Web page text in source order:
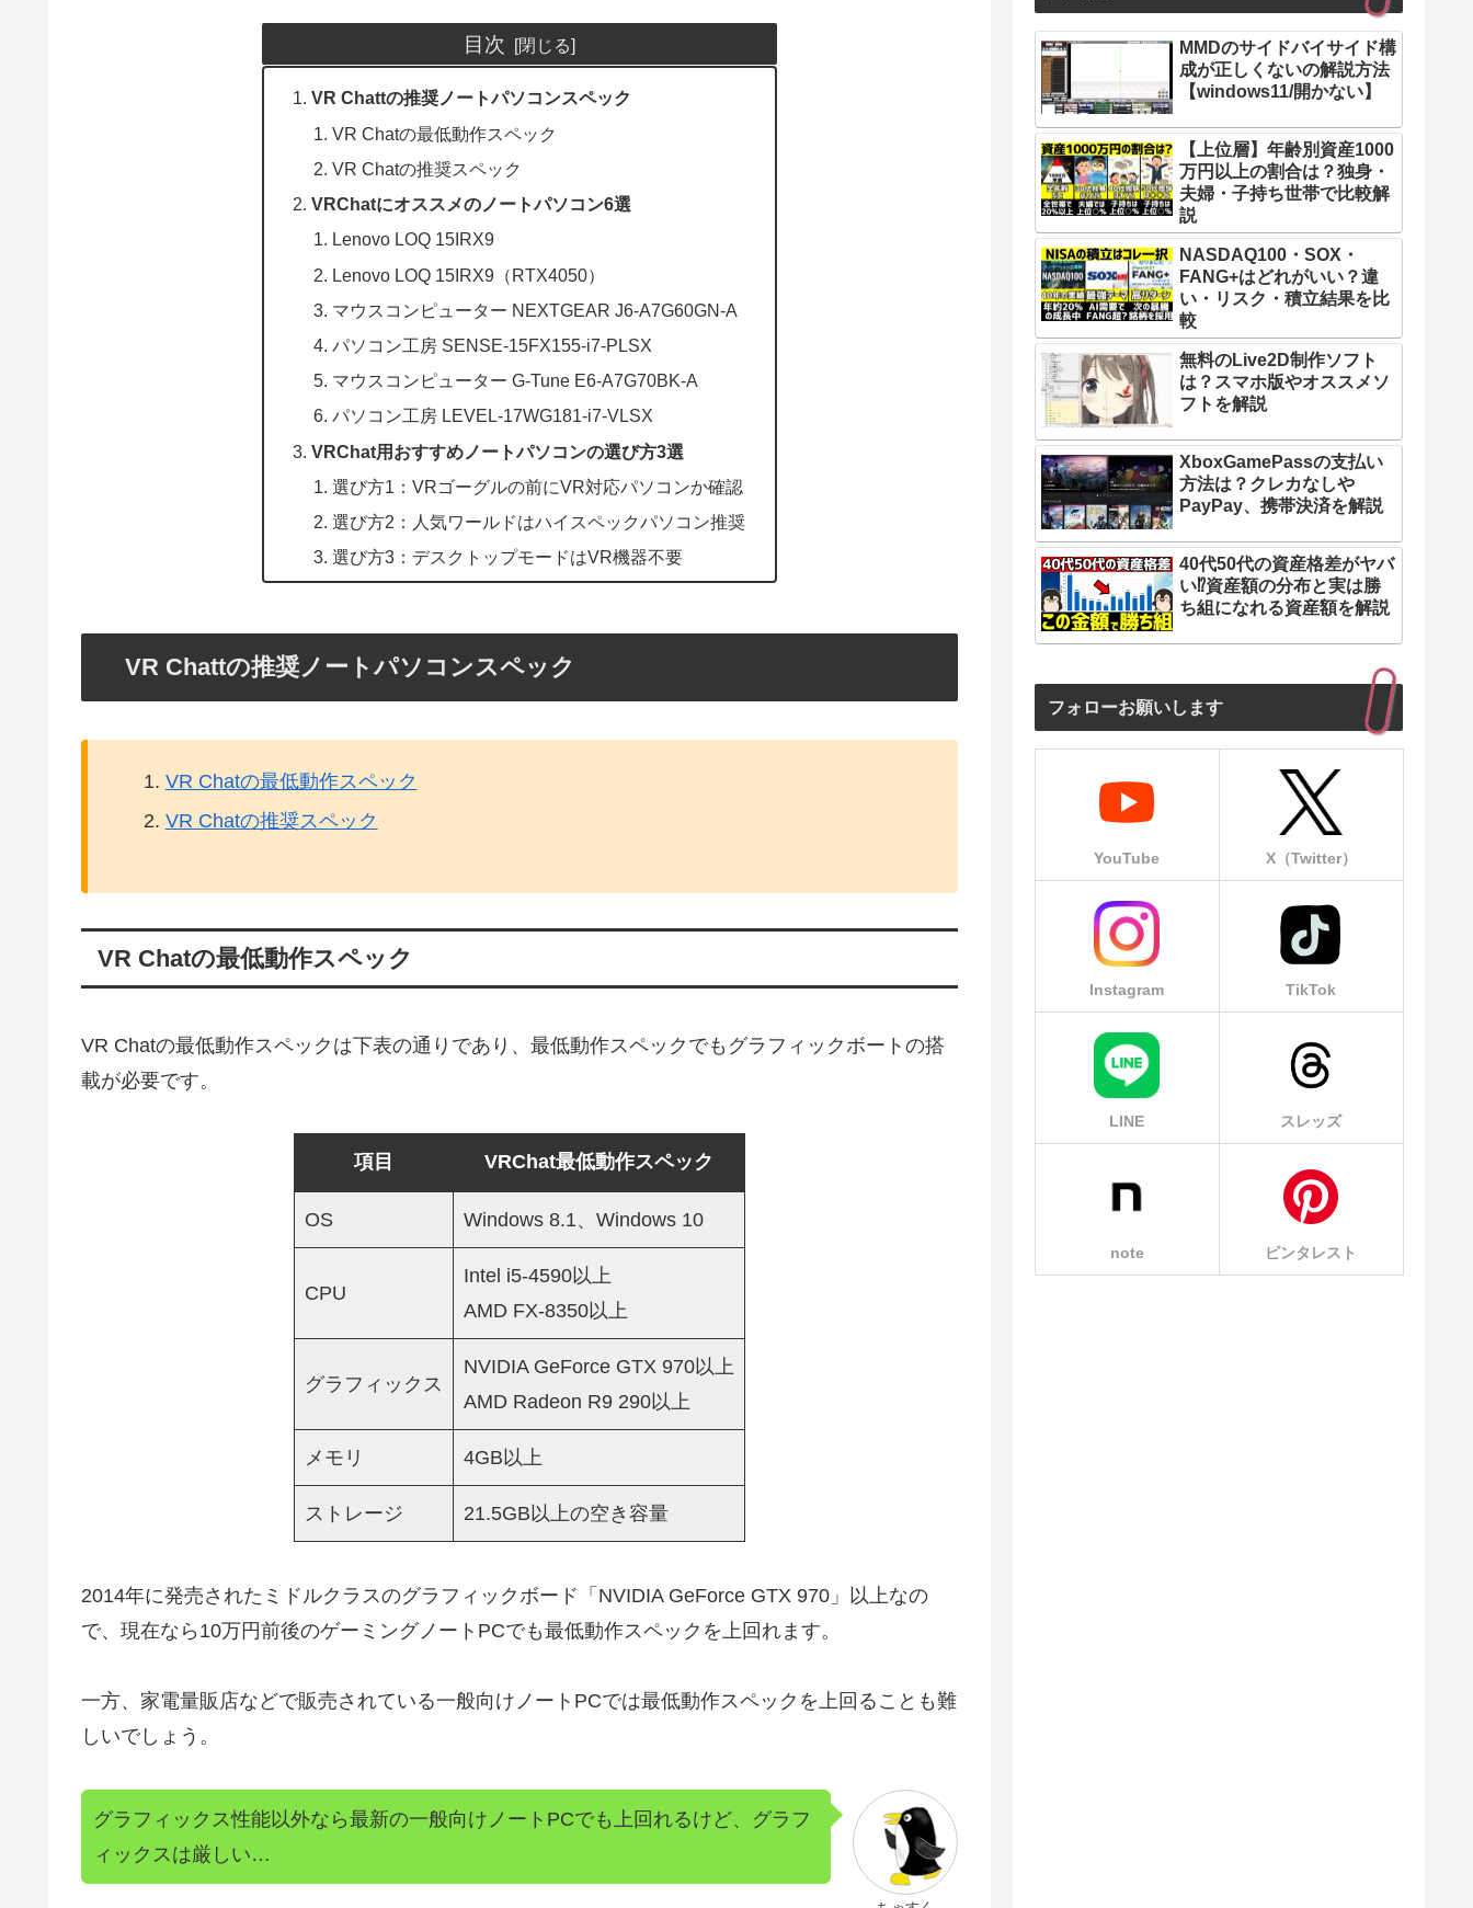
目次
VR Chattの推奨ノートパソコンスペック
VR Chatの最低動作スペック
VR Chatの推奨スペック
VRChatにオススメのノートパソコン6選
Lenovo LOQ 15IRX9
Lenovo LOQ 15IRX9（RTX4050）
マウスコンピューター NEXTGEAR J6-A7G60GN-A
パソコン工房 SENSE-15FX155-i7-PLSX
マウスコンピューター G-Tune E6-A7G70BK-A
パソコン工房 LEVEL-17WG181-i7-VLSX
VRChat用おすすめノートパソコンの選び方3選
選び方1：VRゴーグルの前にVR対応パソコンか確認
選び方2：人気ワールドはハイスペックパソコン推奨
選び方3：デスクトップモードはVR機器不要
VR Chattの推奨ノートパソコンスペック
VR Chatの最低動作スペック
VR Chatの推奨スペック
VR Chatの最低動作スペック
VR Chatの最低動作スペックは下表の通りであり、最低動作スペックでもグラフィックボートの搭
載が必要です。
項目 VRChat最低動作スペック
OS Windows 8.1、Windows 10
CPU
Intel i5-4590以上
AMD FX-8350以上
グラフィックス
NVIDIA GeForce GTX 970以上
AMD Radeon R9 290以上
メモリ 4GB以上
ストレージ 21.5GB以上の空き容量
2014年に発売されたミドルクラスのグラフィックボード「NVIDIA GeForce GTX 970」以上なの
で、現在なら10万円前後のゲーミングノートPCでも最低動作スペックを上回れます。
一方、家電量販店などで販売されている一般向けノートPCでは最低動作スペックを上回ることも難
しいでしょう。
グラフィックス性能以外なら最新の一般向けノートPCでも上回れるけど、グラフ
ィックスは厳しい…
MMDのサイドバイサイド構
成が正しくないの解説方法
【windows11/開かない】
【上位層】年齢別資産1000
万円以上の割合は？独身・
夫婦・子持ち世帯で比較解
説
NASDAQ100・SOX・
FANG+はどれがいい？違
い・リスク・積立結果を比
較
無料のLive2D制作ソフト
は？スマホ版やオススメソ
フトを解説
XboxGamePassの支払い
方法は？クレカなしや
PayPay、携帯決済を解説
40代50代の資産格差がヤバ
い⁉︎資産額の分布と実は勝
ち組になれる資産額を解説
フォローお願いします
YouTube X（Twitter）
Instagram TikTok
LINE スレッズ
note ピンタレスト